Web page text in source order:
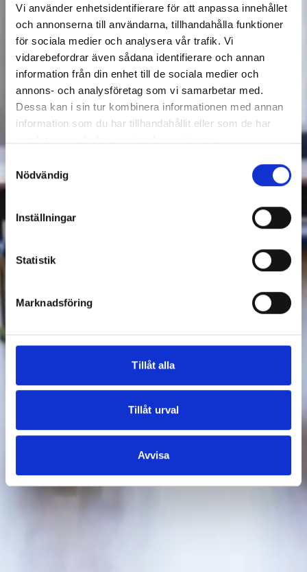
Vi använder enhetsidentifierare för att anpassa innehållet
och annonserna till användarna, tillhandahålla funktioner
för sociala medier och analysera vår trafik. Vi
vidarebefordrar även sådana identifierare och annan
information från din enhet till de sociala medier och
annons- och analysföretag som vi samarbetar med.
Dessa kan i sin tur kombinera informationen med annan
information som du har tillhandahållit eller som de har
Nödvändig
Inställningar
Statistik
Marknadsföring
Tillåt alla
Tillåt urval
Avvisa